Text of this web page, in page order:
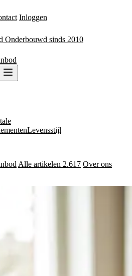
Inloggen
Onderbouwd sinds 2010
Levensstijl
Alle artikelen 2.617 Over ons